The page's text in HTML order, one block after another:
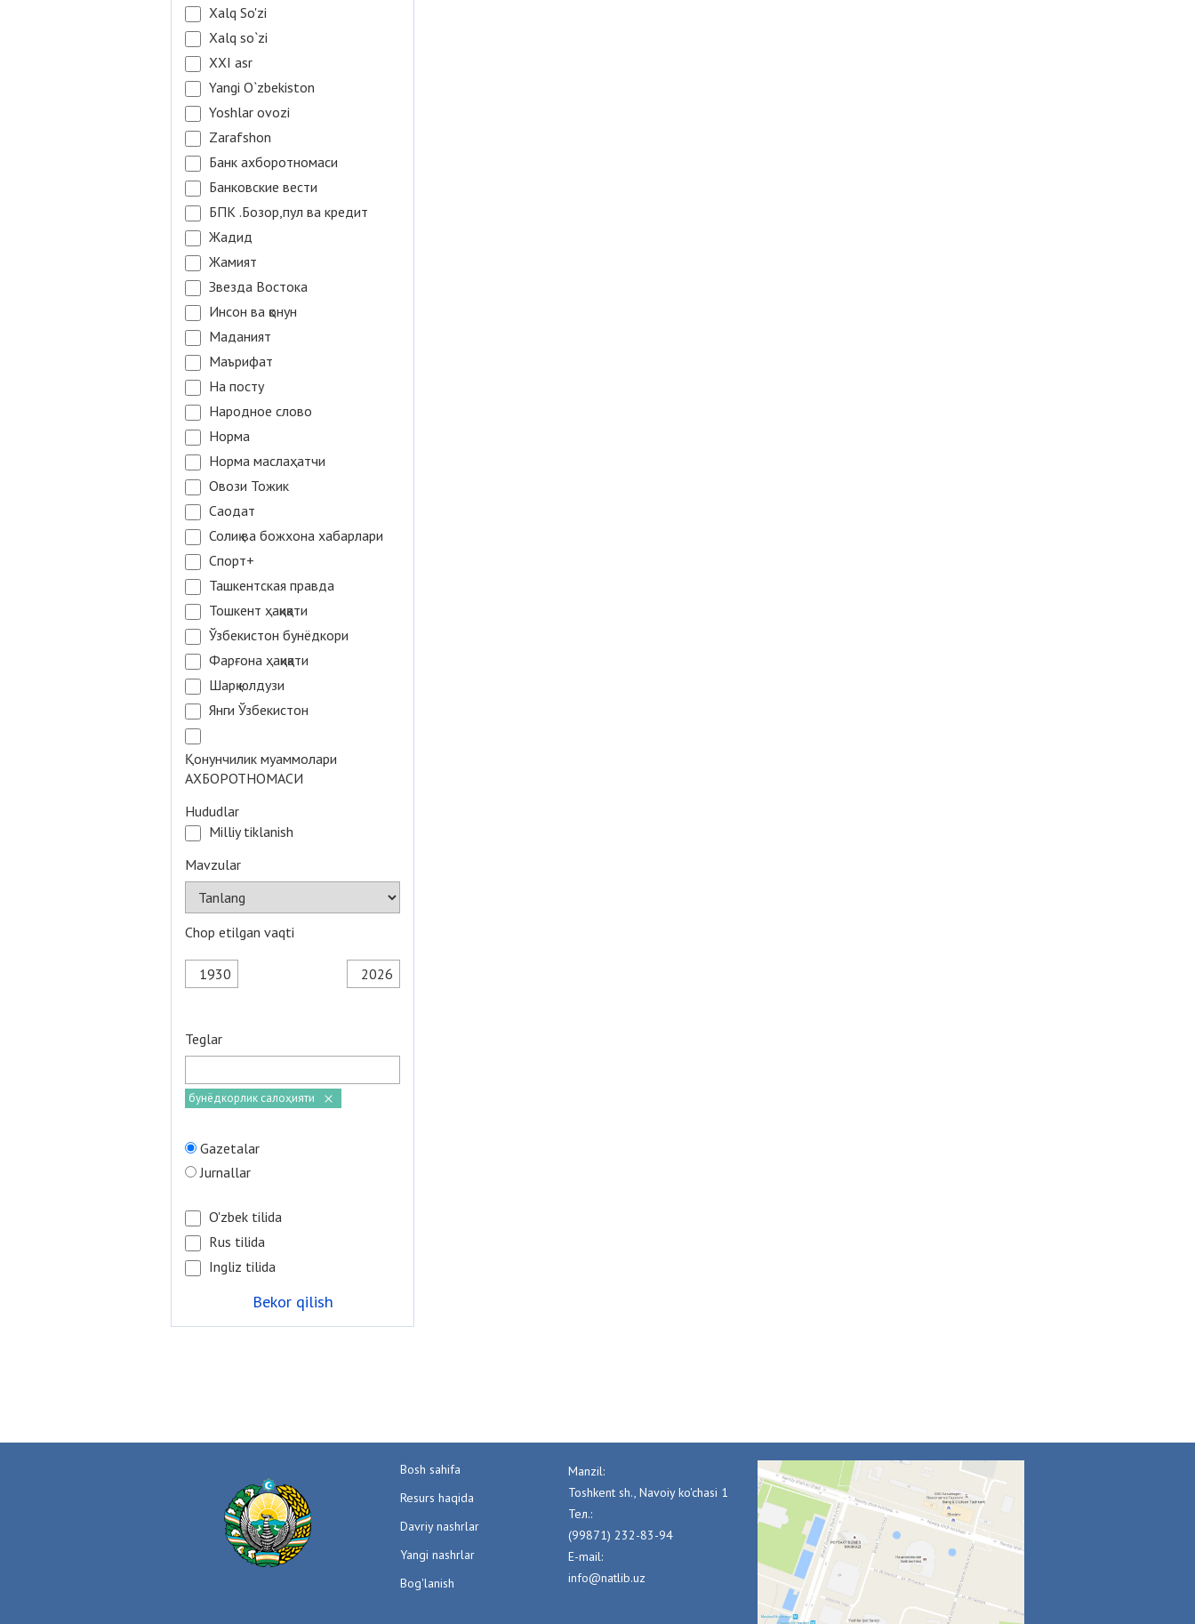
Xalq So'zi
Xalq so`zi
XXI asr
Yangi O`zbekiston
Yoshlar ovozi
Zarafshon
Банк ахборотномаси
Банковские вести
БПК .Бозор,пул ва кредит
Жадид
Жамият
Звезда Востока
Инсон ва қонун
Маданият
Маърифат
На посту
Народное слово
Норма
Норма маслаҳатчи
Овози Тожик
Саодат
Солиқ ва божхона хабарлари
Спорт+
Ташкентская правда
Тошкент ҳақиқати
Ўзбекистон бунёдкори
Фарғона ҳақиқати
Шарқ юлдузи
Янги Ўзбекистон
Қонунчилик муаммолари
АХБОРОТНОМАСИ
Hududlar
Milliy tiklanish
Mavzular
Chop etilgan vaqti
Teglar
бунёдкорлик салоҳияти
Gazetalar
Jurnallar
O'zbek tilida
Rus tilida
Ingliz tilida
Bekor qilish
Bosh sahifa
Resurs haqida
Davriy nashrlar
Yangi nashrlar
Bog'lanish
Manzil:
Toshkent sh., Navoiy ko'chasi 1
Тел.:
(99871) 232-83-94
E-mail:
info@natlib.uz